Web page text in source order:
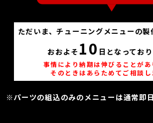
ただいま、チューニングメニューの
おおよそ 10 日となっており
事情により納期は伸びることがあ
そのときはあらためてご相談し
※パーツの組込のみのメニューは通常即